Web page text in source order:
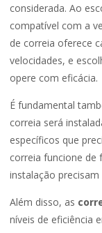
considerada. Ao
compatível com a
de correia oferece
velocidades, e
opere com eficácia.
É fundamental
correia será
específicos que
correia funcione de
instalação
Além disso, as
níveis de eficiência